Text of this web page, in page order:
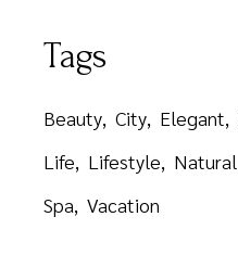
Tags
Beauty City Elegant
Life
Lifestyle Natural
Spa Vacation